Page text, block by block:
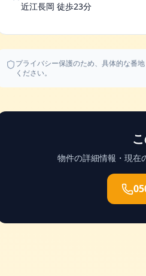
近江長岡 徒歩23分
プライバシー保護のため、具体的な番
ください。
物件の詳細情報・現在